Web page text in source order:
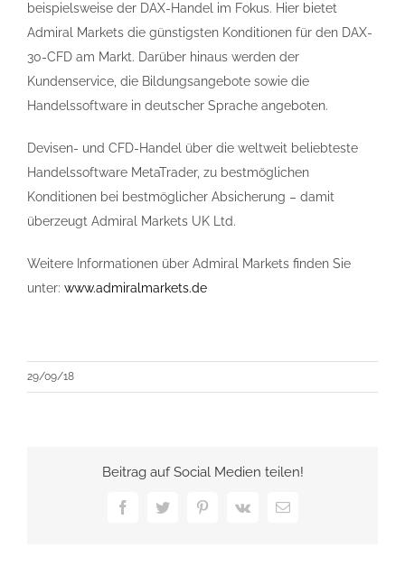
beispielsweise der DAX-Handel im Fokus. Hier bietet
Admiral Markets die günstigsten Konditionen für den DAX-
30-CFD am Markt. Darüber hinaus werden der
Kundenservice, die Bildungsangebote sowie die
Handelssoftware in deutscher Sprache angeboten.
Devisen- und CFD-Handel über die weltweit beliebteste
Handelssoftware MetaTrader, zu bestmöglichen
Konditionen bei bestmöglicher Absicherung – damit
überzeugt Admiral Markets UK Ltd.
Weitere Informationen über Admiral Markets finden Sie
unter: www.admiralmarkets.de
29/09/18
Beitrag auf Social Medien teilen!
FacebookTwitterPinterest
Vk
E-